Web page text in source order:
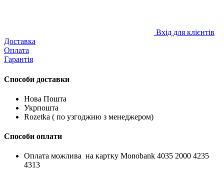
Вхід для клієнтів
Доставка
Оплата
Гарантія
Способи доставки
Нова Пошта
Укрпошта
Rozetka ( по узгоджню з менеджером)
Способи оплати
Оплата можлива на картку Monobank 4035 2000 4235
4313